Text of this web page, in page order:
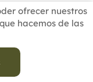
ofrecer nuestros
hacemos de las